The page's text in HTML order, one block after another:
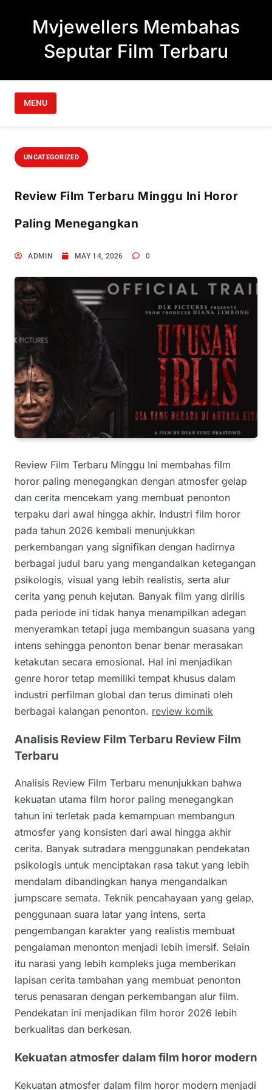
Mvjewellers Membahas
Seputar Film Terbaru
MENU
UNCATEGORIZED
Review Film Terbaru Minggu Ini Horor
Paling Menegangkan
ADMIN MAY 14, 2026 0
Review Film Terbaru Minggu Ini membahas film
horor paling menegangkan dengan atmosfer gelap
dan cerita mencekam yang membuat penonton
terpaku dari awal hingga akhir. Industri film horor
pada tahun 2026 kembali menunjukkan
perkembangan yang signifikan dengan hadirnya
berbagai judul baru yang mengandalkan ketegangan
psikologis, visual yang lebih realistis, serta alur
cerita yang penuh kejutan. Banyak film yang dirilis
pada periode ini tidak hanya menampilkan adegan
menyeramkan tetapi juga membangun suasana yang
intens sehingga penonton benar benar merasakan
ketakutan secara emosional. Hal ini menjadikan
genre horor tetap memiliki tempat khusus dalam
industri perfilman global dan terus diminati oleh
berbagai kalangan penonton. review komik
Analisis Review Film Terbaru Review Film
Terbaru
Analisis Review Film Terbaru menunjukkan bahwa
kekuatan utama film horor paling menegangkan
tahun ini terletak pada kemampuan membangun
atmosfer yang konsisten dari awal hingga akhir
cerita. Banyak sutradara menggunakan pendekatan
psikologis untuk menciptakan rasa takut yang lebih
mendalam dibandingkan hanya mengandalkan
jumpscare semata. Teknik pencahayaan yang gelap,
penggunaan suara latar yang intens, serta
pengembangan karakter yang realistis membuat
pengalaman menonton menjadi lebih imersif. Selain
itu narasi yang lebih kompleks juga memberikan
lapisan cerita tambahan yang membuat penonton
terus penasaran dengan perkembangan alur film.
Pendekatan ini menjadikan film horor 2026 lebih
berkualitas dan berkesan.
Kekuatan atmosfer dalam film horor modern
Kekuatan atmosfer dalam film horor modern menjadi